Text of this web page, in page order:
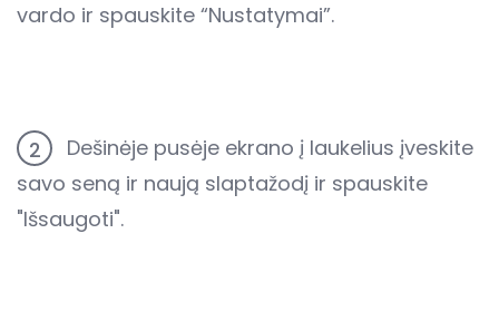
vardo ir spauskite “Nustatymai”.
2
Dešinėje pusėje ekrano į laukelius įveskite
savo seną ir naują slaptažodį ir spauskite
"Išsaugoti".